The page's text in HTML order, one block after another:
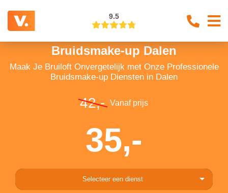
9.5
Bruidsmake-up Dalen
Maak Je Bruiloft Onvergetelijk met Onze Professionele
Bruidsmake-up Diensten in Dalen
42,- Vanaf prijs
35,-
Selecteer een dienst